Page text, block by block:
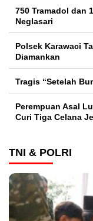
750 Tramadol dan
Neglasari
Polsek Karawaci
Diamankan
Tragis “Setelah
Perempuan Asal
Curi Tiga Celana
TNI & POLRI